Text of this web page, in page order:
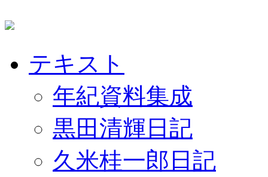
テキスト
年紀資料集成
黒田清輝日記
久米桂一郎日記